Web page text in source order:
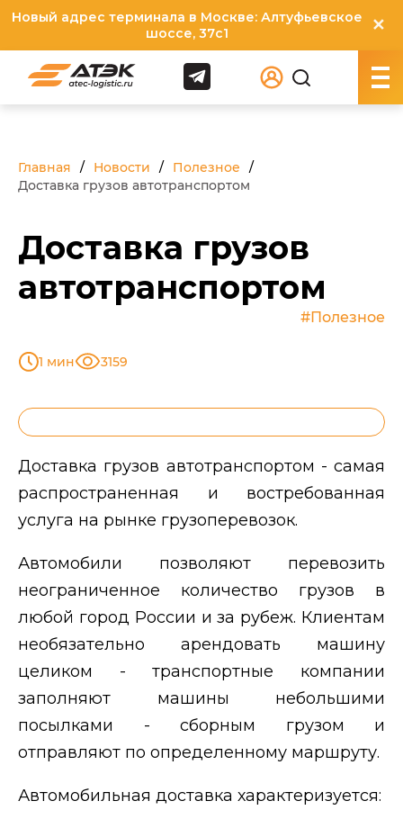
Новый адрес терминала в Москве: Алтуфьевское
шоссе, 37с1
✕
Главная Новости
Полезное
Доставка грузов автотранспортом
Доставка грузов
автотранспортом
#Полезное
1 мин 3159
Доставка грузов автотранспортом - самая
распространенная и востребованная
услуга на рынке грузоперевозок.
Автомобили позволяют перевозить
неограниченное количество грузов в
любой город России и за рубеж. Клиентам
необязательно арендовать машину
целиком - транспортные компании
заполняют машины небольшими
посылками - сборным грузом и
отправляют по определенному маршруту.
Автомобильная доставка характеризуется: